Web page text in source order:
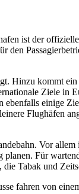
ist der
Hinzu kommt
Ziele in
ebenfalls einige
Flughäfen
Vor
Für
Tabak und
fahren von